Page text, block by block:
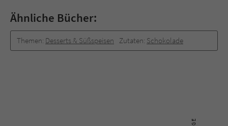
Ähnliche Bücher:
Themen: Desserts & Süßspeisen Zutaten: Schokolade